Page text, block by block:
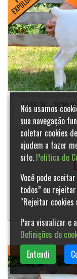
LOTE 26 - DCM
Nós usamos
sua navegação
coletar cookies
ajudem a fazer
site. Política de
Você pode
todos” ou
“Rejeitar cookies
Para visualizar e
Definições de
Entendi